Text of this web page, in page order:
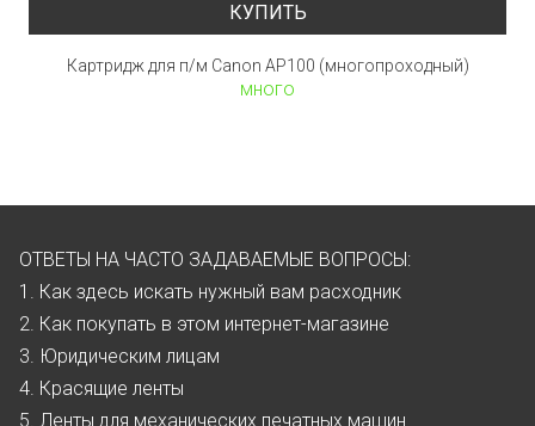
КУПИТЬ
Картридж для п/м Canon AP100 (многопроходный)
много
ОТВЕТЫ НА ЧАСТО ЗАДАВАЕМЫЕ ВОПРОСЫ:
1. Как здесь искать нужный вам расходник
2. Как покупать в этом интернет-магазине
3. Юридическим лицам
4. Красящие ленты
5. Ленты для механических печатных машин